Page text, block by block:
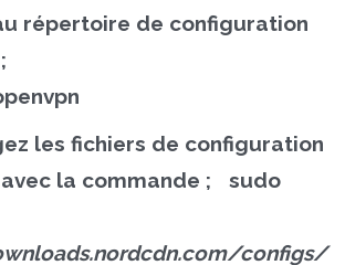
répertoire de configuration
les fichiers de configuration
avec la commande ; sudo
configs/